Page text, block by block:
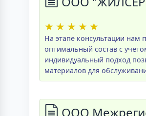
★ ★ ★ ★ ★
На этапе консультации
оптимальный состав с
индивидуальный подход
материалов для
ООО